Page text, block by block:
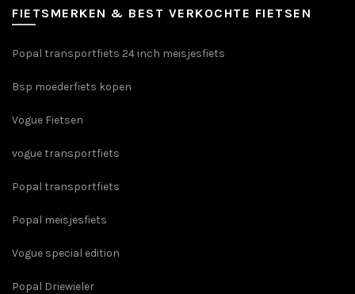
FIETSMERKEN & BEST VERKOCHTE FIETSEN
Popal transportfiets 24 inch meisjesfiets
Bsp moederfiets kopen
Vogue Fietsen
vogue transportfiets
Popal transportfiets
Popal meisjesfiets
Vogue special edition
Popal Driewieler